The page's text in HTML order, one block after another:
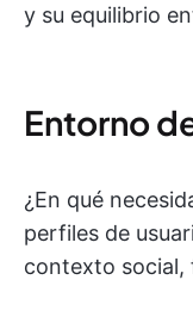
y su equilibrio
Entorno
¿En qué
perfiles de
contexto social,